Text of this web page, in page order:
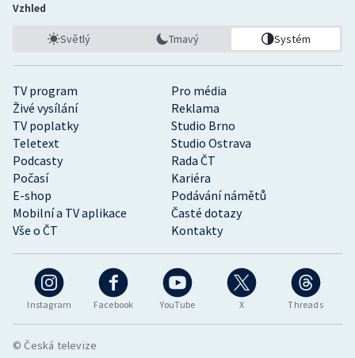
Instagram Facebook YouTube X Threads
TV program
Pro média
Živé vysílání
Reklama
TV poplatky
Studio Brno
Teletext
Studio Ostrava
Podcasty
Rada ČT
Počasí
Kariéra
E-shop
Podávání námětů
Mobilní a TV aplikace
Časté dotazy
Vše o ČT
Kontakty
Vzhled
Světlý Tmavý Systém
© Česká televize